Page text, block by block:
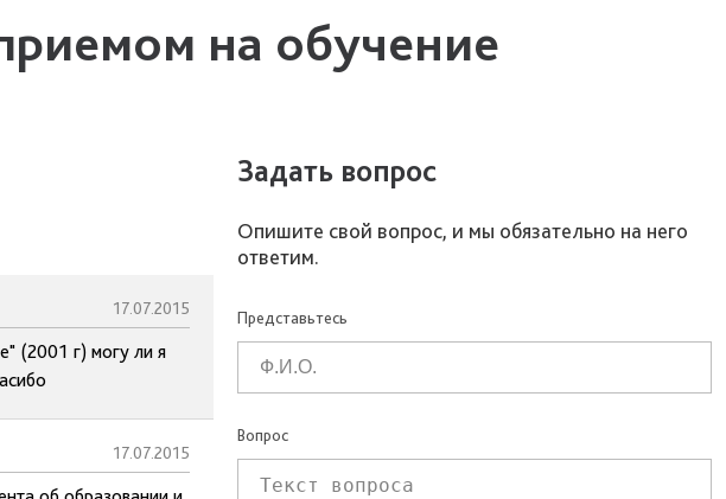
на обучение
17.07.2015
(2001 г) могу ли я
17.07.2015
Задать вопрос
Опишите свой вопрос, и мы обязательно на него
ответим.
Представьтесь
Вопрос